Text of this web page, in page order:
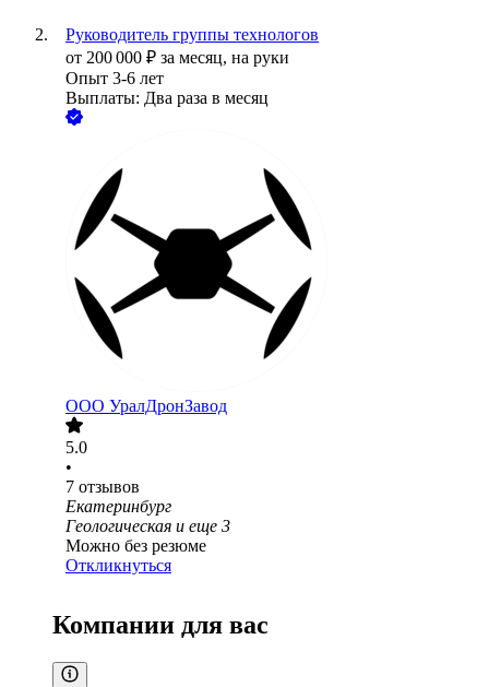
Руководитель группы технологов
от 200 000 ₽ за месяц, на руки
Опыт 3-6 лет
Выплаты: Два раза в месяц
ООО УралДронЗавод
5.0
•
7 отзывов
Екатеринбург
Геологическая и еще 3
Можно без резюме
Откликнуться
Компании для вас